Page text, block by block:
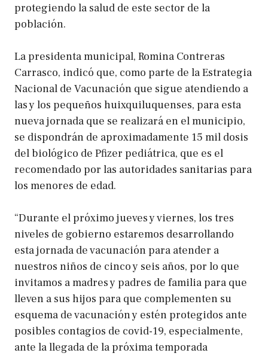
protegiendo la salud de este sector de la
población.
La presidenta municipal, Romina Contreras
Carrasco, indicó que, como parte de la Estrategia
Nacional de Vacunación que sigue atendiendo a
las y los pequeños huixquiluquenses, para esta
nueva jornada que se realizará en el municipio,
se dispondrán de aproximadamente 15 mil dosis
del biológico de Pfizer pediátrica, que es el
recomendado por las autoridades sanitarias para
los menores de edad.
“Durante el próximo jueves y viernes, los tres
niveles de gobierno estaremos desarrollando
esta jornada de vacunación para atender a
nuestros niños de cinco y seis años, por lo que
invitamos a madres y padres de familia para que
lleven a sus hijos para que complementen su
esquema de vacunación y estén protegidos ante
posibles contagios de covid-19, especialmente,
ante la llegada de la próxima temporada